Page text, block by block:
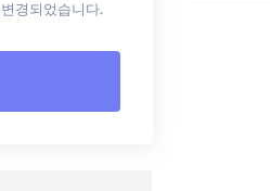
경되었습니다.